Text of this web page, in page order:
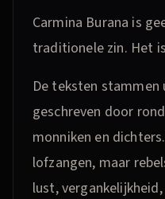
Carmina Burana is
traditionele zin. Het
De teksten
geschreven door
monniken en
lofzangen, maar
lust,